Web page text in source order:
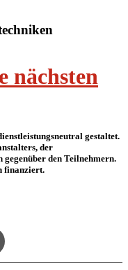
nächsten
gestaltet.
der
gegenüber den Teilnehmern.
finanziert.